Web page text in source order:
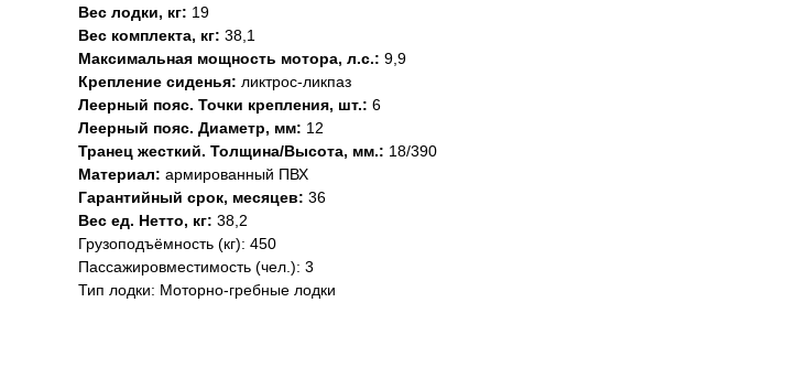
Вес лодки, кг: 19
Вес комплекта, кг: 38,1
Максимальная мощность мотора, л.с.: 9,9
Крепление сиденья: ликтрос-ликпаз
Леерный пояс. Точки крепления, шт.: 6
Леерный пояс. Диаметр, мм: 12
Транец жесткий. Толщина/Высота, мм.: 18/390
Материал: армированный ПВХ
Гарантийный срок, месяцев: 36
Вес ед. Нетто, кг: 38,2
Грузоподъёмность (кг): 450
Пассажировместимость (чел.): 3
Тип лодки: Моторно-гребные лодки